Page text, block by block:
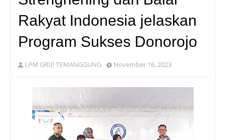
Rakyat Indonesia jelaskan
Program Sukses Donorojo
LPM GRIP TEMANGGUNG November 16, 2023